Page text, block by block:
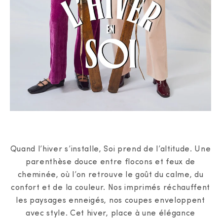
Quand l’hiver s’installe, Soi prend de l’altitude. Une
parenthèse douce entre flocons et feux de
cheminée, où l’on retrouve le goût du calme, du
confort et de la couleur. Nos imprimés réchauffent
les paysages enneigés, nos coupes enveloppent
avec style. Cet hiver, place à une élégance